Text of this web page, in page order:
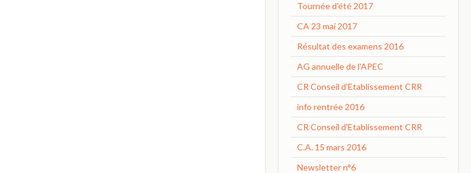
Tournée d'été 2017
CA 23 mai 2017
Résultat des examens 2016
AG annuelle de l'APEC
CR Conseil d'Etablissement CRR
info rentrée 2016
CR Conseil d'Etablissement CRR
C.A. 15 mars 2016
Newsletter n°6